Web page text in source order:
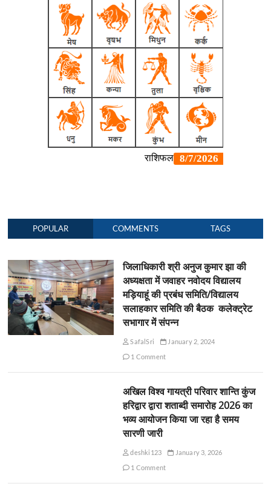
POPULAR COMMENTS TAGS
जिलाधिकारी श्री अनुज कुमार झा की
अध्यक्षता में जवाहर नवोदय विद्यालय
मड़ियाहूं की प्रबंध समिति/विद्यालय
सलाहकार समिति की बैठक कलेक्ट्रेट
सभागार में संपन्न
SafalSri
January 2, 2024
1 Comment
अखिल विश्व गायत्री परिवार शान्ति कुंज
हरिद्वार द्वारा शताब्दी समारोह 2026 का
भव्य आयोजन किया जा रहा है समय
सारणी जारी
deshki123
January 3, 2026
1 Comment